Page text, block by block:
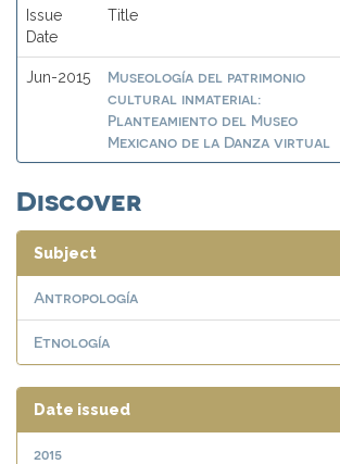
Issue
Date
Title
Jun-2015
Museología del patrimonio
cultural inmaterial:
Planteamiento del Museo
Mexicano de la Danza virtual
Discover
Subject
Antropología
Etnología
Date issued
2015